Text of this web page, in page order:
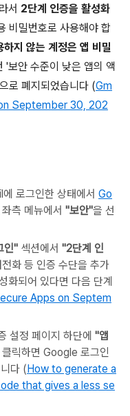
서 2단계 인증을 활성화
비밀번호로 사용해야 합
지 않는 계정은 앱 비밀
'보안 수준이 낮은 앱의 액
로 폐지되었습니다 (Gm
September 30, 202
로그인한 상태에서 Go
측 메뉴에서 "보안"을 선
인" 섹션에서 "2단계 인
화 등 인증 수단을 추가
화되어 있다면 다음 단계
Apps on Septem
설정 페이지 하단에 "앱
릭하면 Google 로그인
다 ( How to generate a
that gives a less se